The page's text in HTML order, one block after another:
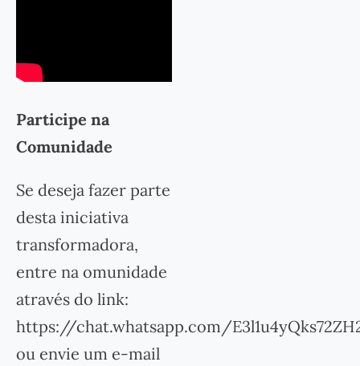
Participe na
Comunidade
Se deseja fazer parte
desta iniciativa
transformadora,
entre na omunidade
através do link:
https://chat.whatsapp.com/
ou envie um e-mail